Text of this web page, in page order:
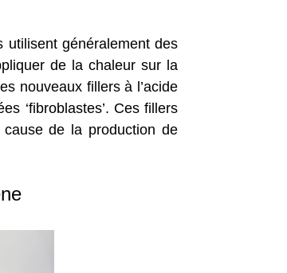
généralement des
de la chaleur sur la
nouveaux fillers à l’acide
‘fibroblastes’. Ces fillers
de la production de